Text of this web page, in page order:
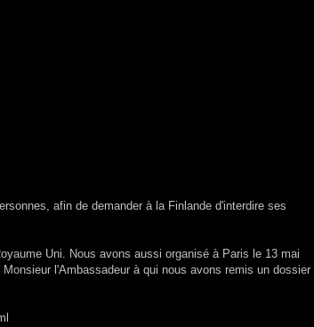
afin de demander à la Finlande d'interdire ses
Uni. Nous avons aussi organisé à Paris le 13 mai
l'Ambassadeur à qui nous avons remis un dossier